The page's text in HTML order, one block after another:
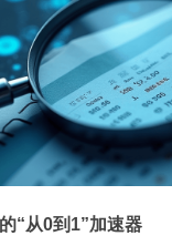
“从0到1”加速器